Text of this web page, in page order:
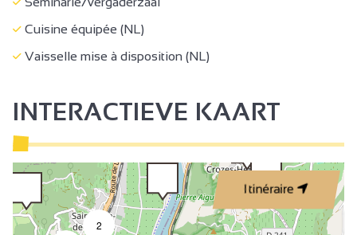
Verhuur linnengoed
Fietsenverhuur
Niet roken
Open keuken
Keukenhoek
Keuken
Living / eetkamer
Cuisine équipée (NL)
Vaisselle mise à disposition (NL)
INTERACTIEVE KAART
Itinéraire
2